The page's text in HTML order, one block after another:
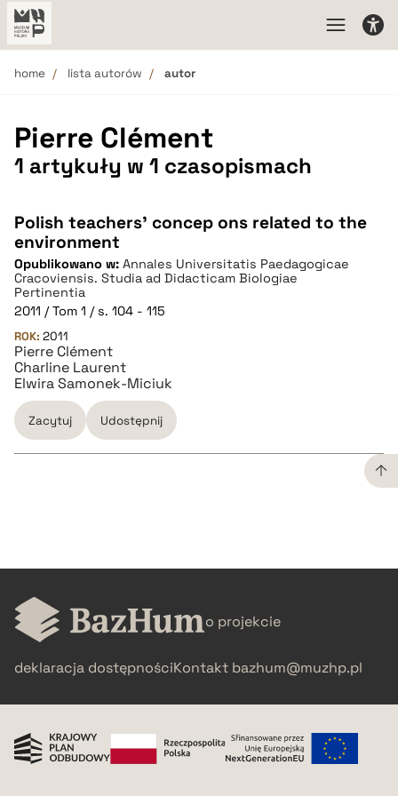
home lista autorów autor
Pierre Clément
1 artykuły w 1 czasopismach
Polish teachers’ concep ons related to the
environment
Opublikowano w: Annales Universitatis Paedagogicae
Cracoviensis. Studia ad Didacticam Biologiae
Pertinentia
2011 / Tom 1 / s. 104 - 115
ROK: 2011
Pierre Clément
Charline Laurent
Elwira Samonek-Miciuk
Zacytuj Udostępnij
BIBTEX
pobierz cytat
o projekcie
deklaracja dostępnościKontakt bazhum@muzhp.pl